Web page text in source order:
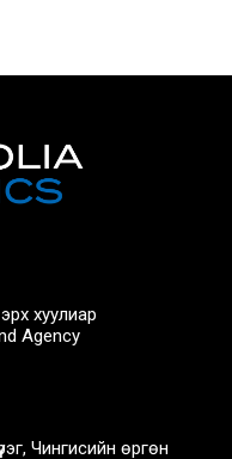
хуулиар
Agency
Чингисийн өргөн